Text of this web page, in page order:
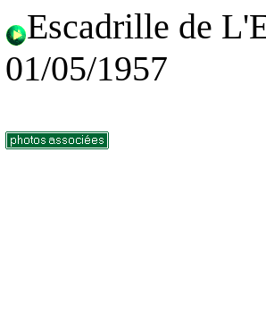
Escadrille de
01/05/1957